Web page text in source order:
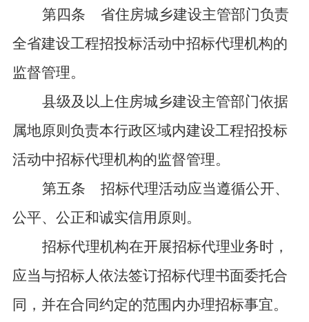
第四条
省住房城乡建设主管部门负责
全省建设工程招投标活动中招标代理机构的
监督管理。
县级及以上住房城乡建设主管部门依据
属地原则负责本行政区域内建设工程招投标
活动中招标代理机构的监督管理。
第五条
招标代理活动应当遵循公开、
公平、公正和诚实信用原则。
招标代理机构在开展招标代理业务时，
应当与招标人依法签订招标代理书面委托合
同，并在合同约定的范围内办理招标事宜。